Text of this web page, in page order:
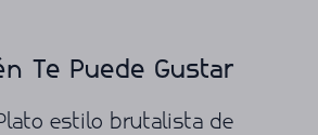
Te Puede Gustar
estilo brutalista de